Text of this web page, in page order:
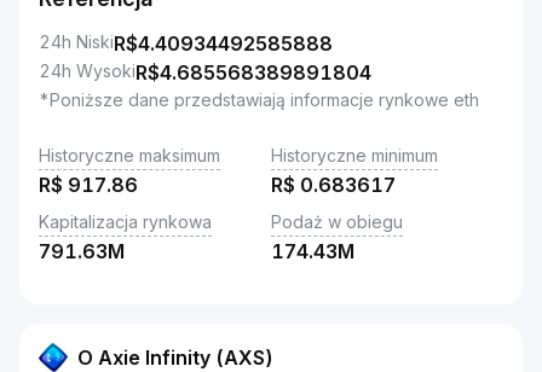
24h NiskiR$4.40934492585888
24h WysokiR$4.685568389891804
*Poniższe dane przedstawiają informacje rynkowe eth
Historyczne maksimum
R$ 917.86
Historyczne minimum
R$ 0.683617
Kapitalizacja rynkowa
791.63M
Podaż w obiegu
174.43M
O Axie Infinity (AXS)